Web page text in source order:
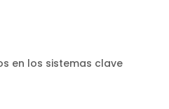
en los sistemas clave